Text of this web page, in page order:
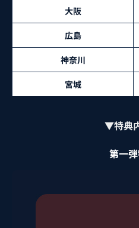
大阪
広島
神奈川
宮城
▼特典
第一